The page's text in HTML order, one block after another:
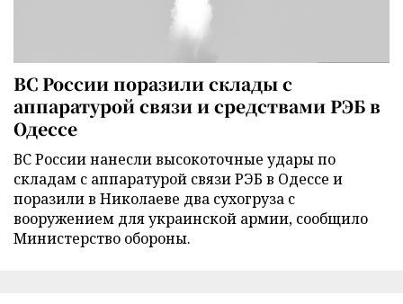
ВС России поразили склады с
аппаратурой связи и средствами РЭБ в
Одессе
ВС России нанесли высокоточные удары по
складам с аппаратурой связи РЭБ в Одессе и
поразили в Николаеве два сухогруза с
вооружением для украинской армии, сообщило
Министерство обороны.